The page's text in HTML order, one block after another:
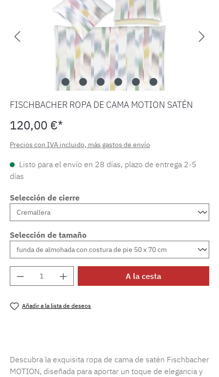
FISCHBACHER ROPA DE CAMA MOTION SATÉN
120,00 €*
Precios con IVA incluido, más gastos de envío
Listo para el envío en 28 días, plazo de entrega 2-5
días
Selección de cierre
Selección de tamaño
Cantidad del producto: introduce la
A la cesta
Añadir a la lista de deseos
Descubra la exquisita ropa de cama de satén Fischbacher
MOTION, diseñada para aportar un toque de elegancia y